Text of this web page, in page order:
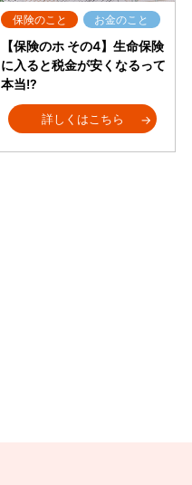
保険のこと お金のこと
【保険のホ その4】生命保険
に入ると税金が安くなるって
本当!?
詳しくはこちら